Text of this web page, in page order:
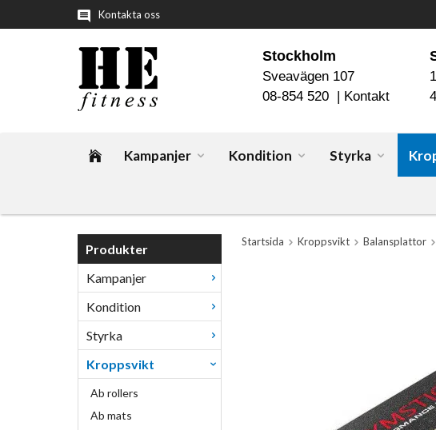
Kontakta oss
Stockholm
Sveavägen 107
08-854 520 | Kontakt
Kampanjer Kondition Styrka
Produkter
Kampanjer
Kondition
Styrka
Kroppsvikt
Ab rollers
Ab mats
Startsida Kroppsvikt Balansplattor